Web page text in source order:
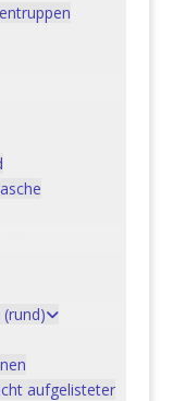
aufgelisteter
(Wappen)